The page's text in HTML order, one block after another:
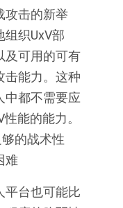
攻击的新举
织UxV部
及可用的可有
击能力。这种
中都不需要应
能的能力。
的战术性
难
平台也可能比